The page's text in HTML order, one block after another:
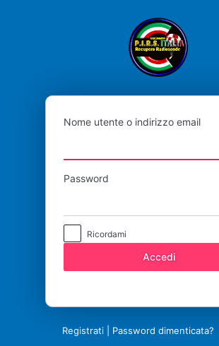
Nome utente o indirizzo email
Password
Ricordami
Registrati Password dimenticata?